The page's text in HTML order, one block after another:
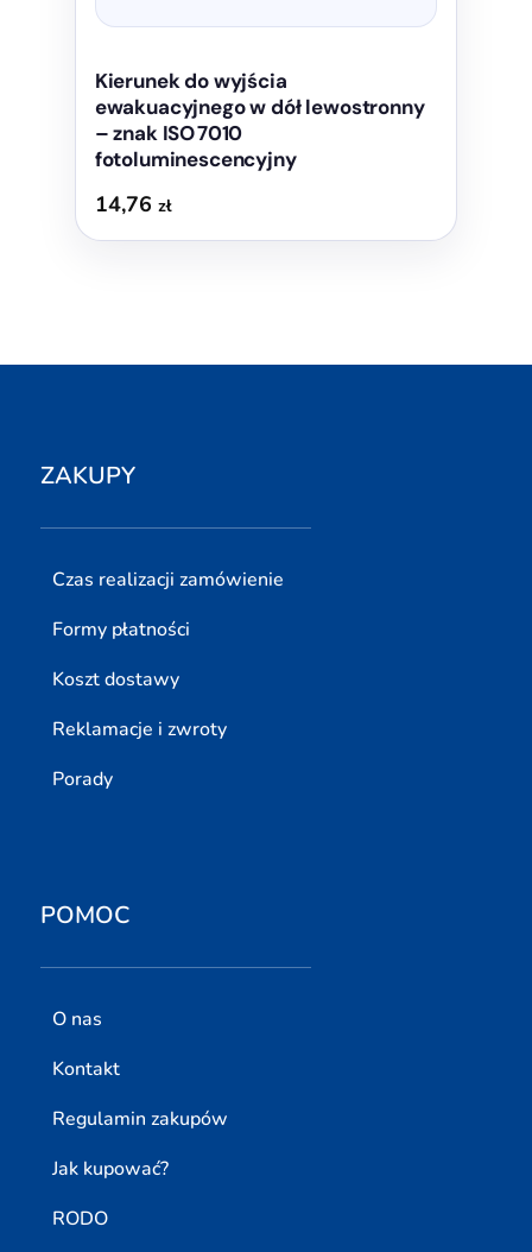
Kierunek do wyjścia
ewakuacyjnego w dół lewostronny
– znak ISO 7010
fotoluminescencyjny
14,76 zł
ZAKUPY
Czas realizacji zamówienie
Formy płatności
Koszt dostawy
Reklamacje i zwroty
Porady
POMOC
O nas
Kontakt
Regulamin zakupów
Jak kupować?
RODO